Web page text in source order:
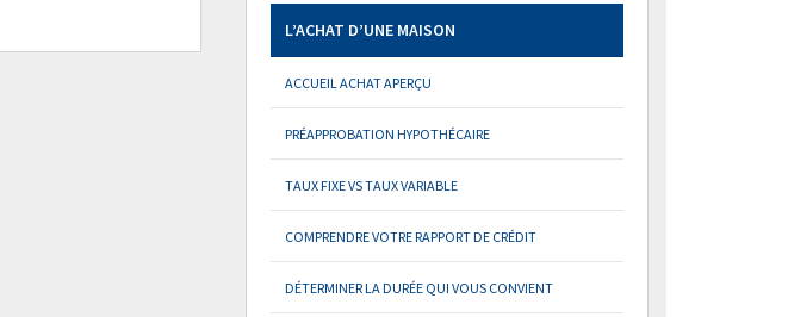
L’ACHAT D’UNE MAISON
ACCUEIL ACHAT APERÇU
PRÉAPPROBATION HYPOTHÉCAIRE
TAUX FIXE VS TAUX VARIABLE
COMPRENDRE VOTRE RAPPORT DE CRÉDIT
DÉTERMINER LA DURÉE QUI VOUS CONVIENT